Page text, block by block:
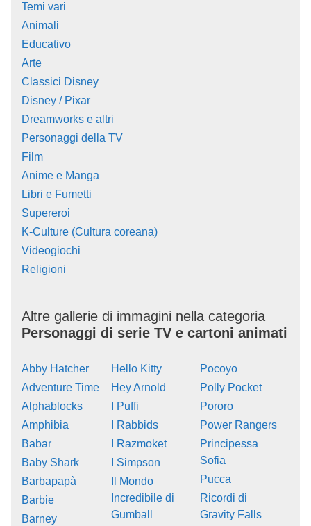
Temi vari
Animali
Educativo
Arte
Classici Disney
Disney / Pixar
Dreamworks e altri
Personaggi della TV
Film
Anime e Manga
Libri e Fumetti
Supereroi
K-Culture (Cultura coreana)
Videogiochi
Religioni
Altre gallerie di immagini nella categoria
Personaggi di serie TV e cartoni animati
Abby Hatcher
Adventure Time
Alphablocks
Amphibia
Babar
Baby Shark
Barbapapà
Barbie
Barney
Hello Kitty
Hey Arnold
I Puffi
I Rabbids
I Razmoket
I Simpson
Il Mondo
Incredibile di
Gumball
Pocoyo
Polly Pocket
Pororo
Power Rangers
Principessa
Sofia
Pucca
Ricordi di
Gravity Falls